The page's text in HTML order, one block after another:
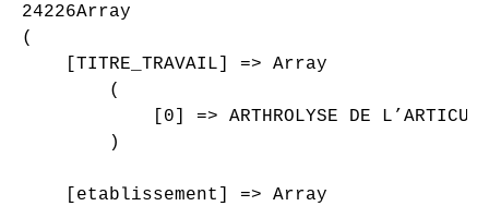
24226Array
(
    [TITRE_TRAVAIL] => Array
        (
[0] => ARTHROLYSE DE
        )
    [etablissement] => Array